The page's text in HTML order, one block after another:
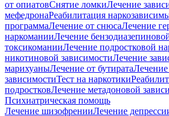
от опиатовСнятие ломкиЛечение
мефедронаРеабилитация
программаЛечение от снюсаЛечение
наркоманииЛечение
токсикоманииЛечение подростковой
никотиновой зависимостиЛечение
марихуаныЛечение от бутирата
зависимостиТест на наркотики
подростковЛечение метадоновой
Психиатрическая помощь
Лечение шизофренииЛечение